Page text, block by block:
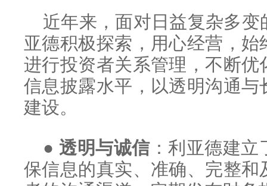
近年来，面对日益复杂多
亚德积极探索，用心经营，
进行投资者关系管理，不断
信息披露水平，以透明沟通
建设。
● 透明与诚信：利亚德建立
保信息的真实、准确、完整